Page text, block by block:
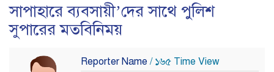
সাপাহারে ব্যবসায়ী’দের সাথে পুলিশ
সুপারের মতবিনিময়
Reporter Name / ১৬৫ Time View